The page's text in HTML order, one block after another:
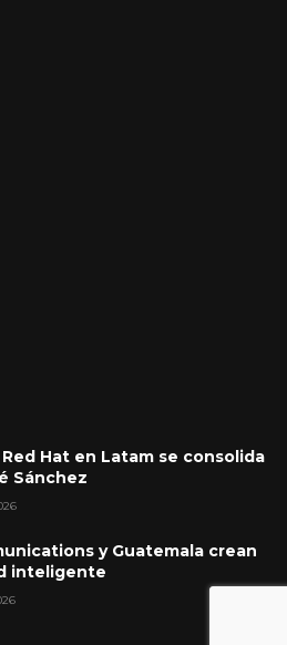
Hat en Latam se consolida
Sánchez
y Guatemala crean
inteligente